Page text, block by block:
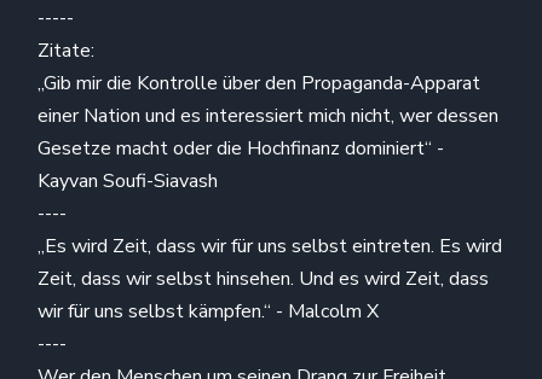
-----
Zitate:
„Gib mir die Kontrolle über den Propaganda-Apparat
einer Nation und es interessiert mich nicht, wer dessen
Gesetze macht oder die Hochfinanz dominiert“ -
Kayvan Soufi-Siavash
----
„Es wird Zeit, dass wir für uns selbst eintreten. Es wird
Zeit, dass wir selbst hinsehen. Und es wird Zeit, dass
wir für uns selbst kämpfen.“ - Malcolm X
----